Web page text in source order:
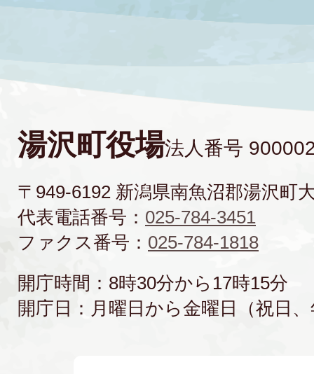
湯沢町役場法人番号
〒949-6192 新潟県南魚沼郡湯沢町
代表電話番号： 025-784-3451
ファクス番号： 025-784-1818
開庁時間：8時30分から17時15分
開庁日：月曜日から金曜日（祝日